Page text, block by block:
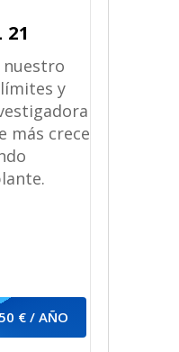
21
nuestro
y
más crece
50 € / AÑO